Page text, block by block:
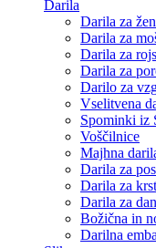
Darila
Darila za
Darila za
Darila za
Darila za
Darilo za
Vselitvena
Spominki iz
Voščilnice
Majhna
Darila za
Darila za
Darila za
Božična in
Darilna